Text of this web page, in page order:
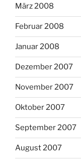
März 2008
Februar 2008
Januar 2008
Dezember 2007
November 2007
Oktober 2007
September 2007
August 2007